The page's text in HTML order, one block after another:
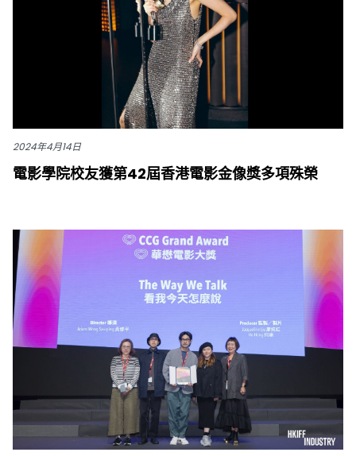
2024年4月14日
電影學院校友獲第42屆香港電影金像獎多項殊榮